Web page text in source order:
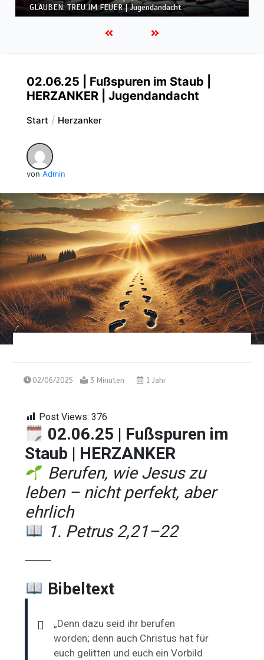
GLAUBEN. TREU IM FEUER | Jugendandacht
02.06.25 | Fußspuren im Staub |
HERZANKER | Jugendandacht
Start Herzanker
von Admin
02/06/2025 3 Minuten 1 Jahr
Post Views: 376
02.06.25 | Fußspuren im
Staub | HERZANKER
Berufen, wie Jesus zu
leben – nicht perfekt, aber
ehrlich
1. Petrus 2,21–22
⸻
Bibeltext
„Denn dazu seid ihr berufen
worden; denn auch Christus hat für
euch gelitten und euch ein Vorbild